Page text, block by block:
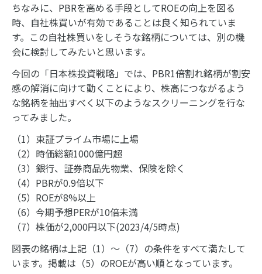
ちなみに、PBRを高める手段としてROEの向上を図る
時、自社株買いが有効であることは良く知られていま
す。この自社株買いをしそうな銘柄については、別の機
会に検討してみたいと思います。
今回の「日本株投資戦略」では、PBR1倍割れ銘柄が割安
感の解消に向けて動くことにより、株高につながるよう
な銘柄を抽出すべく以下のようなスクリーニングを行な
ってみました。
（1）東証プライム市場に上場
（2）時価総額1000億円超
（3）銀行、証券商品先物業、保険を除く
（4）PBRが0.9倍以下
（5）ROEが8%以上
（6）今期予想PERが10倍未満
（7）株価が2,000円以下(2023/4/5時点)
図表の銘柄は上記（1）～（7）の条件をすべて満たして
います。掲載は（5）のROEが高い順となっています。